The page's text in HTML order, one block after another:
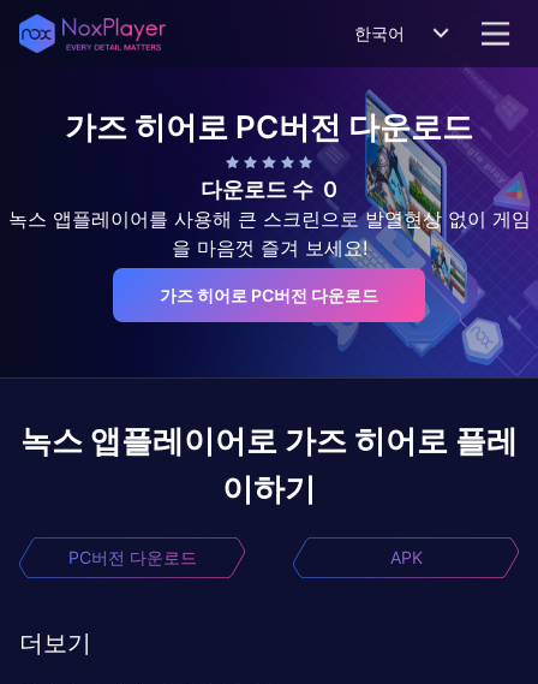
한국어
가즈 히어로 PC버전 다운로드
다운로드 수 0
녹스 앱플레이어를 사용해 큰 스크린으로 발열현상 없이 게임
을 마음껏 즐겨 보세요!
가즈 히어로 PC버전 다운로드
녹스 앱플레이어로 가즈 히어로 플레
이하기
PC버전 다운로드 APK
더보기